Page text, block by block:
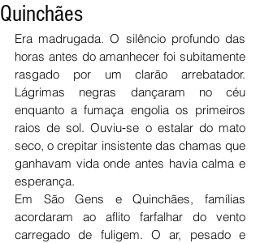
Quinchães
Era madrugada. O silêncio profundo das
horas antes do amanhecer foi subitamente
rasgado por um clarão arrebatador.
Lágrimas negras dançaram no céu
enquanto a fumaça engolia os primeiros
raios de sol. Ouviu‑se o estalar do mato
seco, o crepitar insistente das chamas que
ganhavam vida onde antes havia calma e
esperança.
Em São Gens e Quinchães, famílias
acordaram ao aflito farfalhar do vento
carregado de fuligem. O ar, pesado e